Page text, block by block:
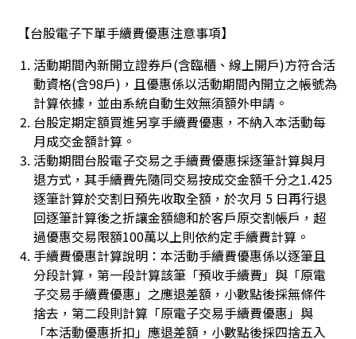
【台股電子下單手續費優惠注意事項】
活動期間內新開立證券戶(含臨櫃、線上開戶)方符合活
動資格(含98戶)，且優惠係以活動期間內開立之帳號為
計算依據，並由系統自動生效無須額外申請。
台股定期定額買進另享手續費優惠，不納入本活動每
月成交金額計算。
活動期間台股電子交易之手續費優惠採逐筆計算與月
退方式，其手續費先隨同交易按成交金額千分之1.425
逐筆計算於交割日預先收取全額，於次月 5 日再行退
回逐筆計算後之折讓金額總和於客戶原交割帳戶，超
過優惠交易限額100萬以上則依約定手續費計算。
手續費優惠計算說明：本活動手續費優惠係以逐筆且
分段計算，第一段計算該筆「預收手續費」與「原電
子交易手續費優惠」之應退差額，小數點後採無條件
捨去，第二段則計算「原電子交易手續費優惠」與
「本活動優惠折扣」應退差額，小數點後採四捨五入